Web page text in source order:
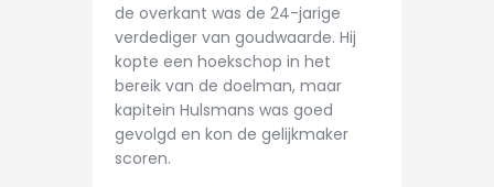
de overkant was de 24-jarige
verdediger van goudwaarde. Hij
kopte een hoekschop in het
bereik van de doelman, maar
kapitein Hulsmans was goed
gevolgd en kon de gelijkmaker
scoren.